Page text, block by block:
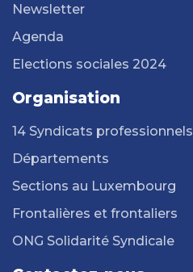
Newsletter
Agenda
Elections sociales 2024
Organisation
14 Syndicats professionnels
Départements
Sections au Luxembourg
Frontalières et frontaliers
ONG Solidarité Syndicale